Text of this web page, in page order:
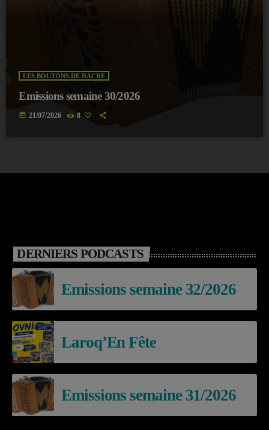
LES BOUTONS DE NACRE
Emissions semaine 30/2026
today 21/07/2026 8
DERNIERS PODCASTS
Emissions semaine 32/2026
Laroq’En Fête
Emissions semaine 31/2026